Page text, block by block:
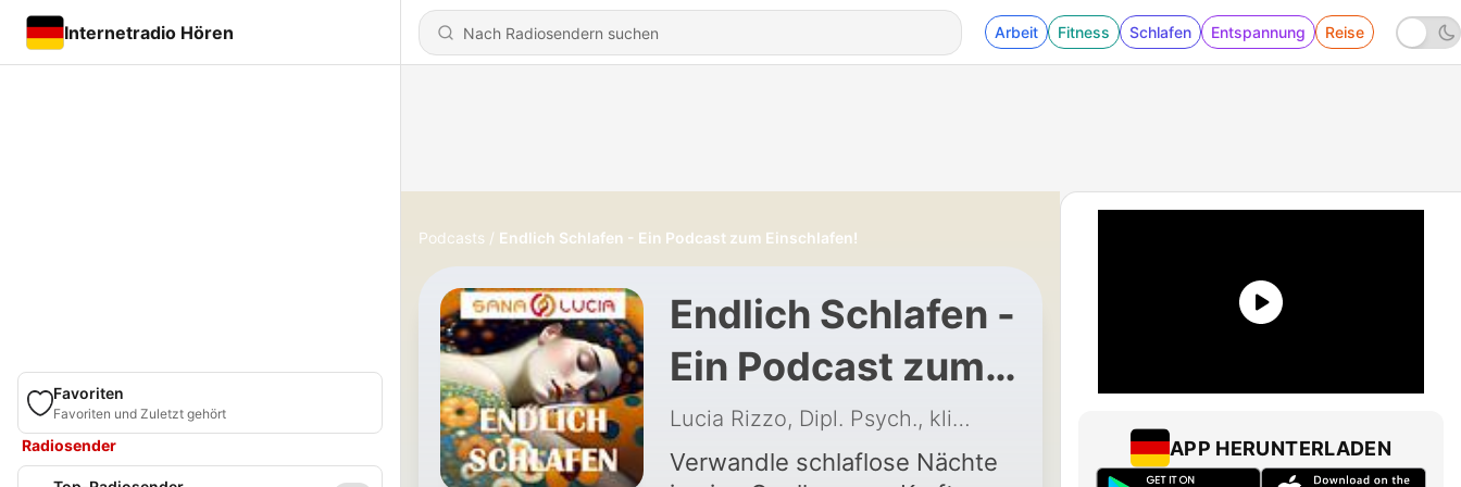
Internetradio Hören Arbeit Fitness Schlafen Entspannung Reise
Favoriten
Favoriten und Zuletzt gehört
Radiosender
Podcasts Endlich Schlafen - Ein Podcast zum Einschlafen!
Endlich Schlafen -
Ein Podcast zum
Einschlafen!
Lucia Rizzo, Dipl. Psych., klin. Hypnotherapeutin, TCM-Heilp., Entspannungscoach
Verwandle schlaflose Nächte
APP HERUNTERLADEN